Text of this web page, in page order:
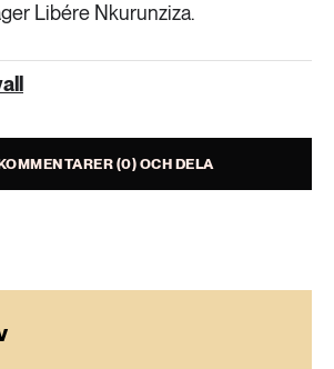
Libére Nkurunziza.
(0) OCH DELA